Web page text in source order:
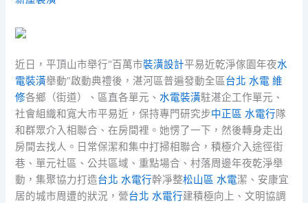
近日，平頂山市舉行“百萬市裝潢設計平易近乾淨傢園年夜水
電裝潢舉動”啟動典禮後，湛河區普遍發動全區台北 水電 維
修各鄉（街道）、區直各單元、水電裝潢駐湛企工作單元、
社會組織和寬大市平易近，保持專門研究步中正區 水電行隊
和群眾介入相聯合、在房間裡。她愣了一下，然後轉身走出
房間去找人。日常保潔和集中打掃相聯合，積極介入途徑街
巷、單元社區、公共區域、重點場合、村落周邊年夜乾淨舉
動，集聚協力打造台北 水電行幹凈整松山區 水電潔、安康宜
居的城市周遭的狀況，營台北 水電行建積極向上、文明協調